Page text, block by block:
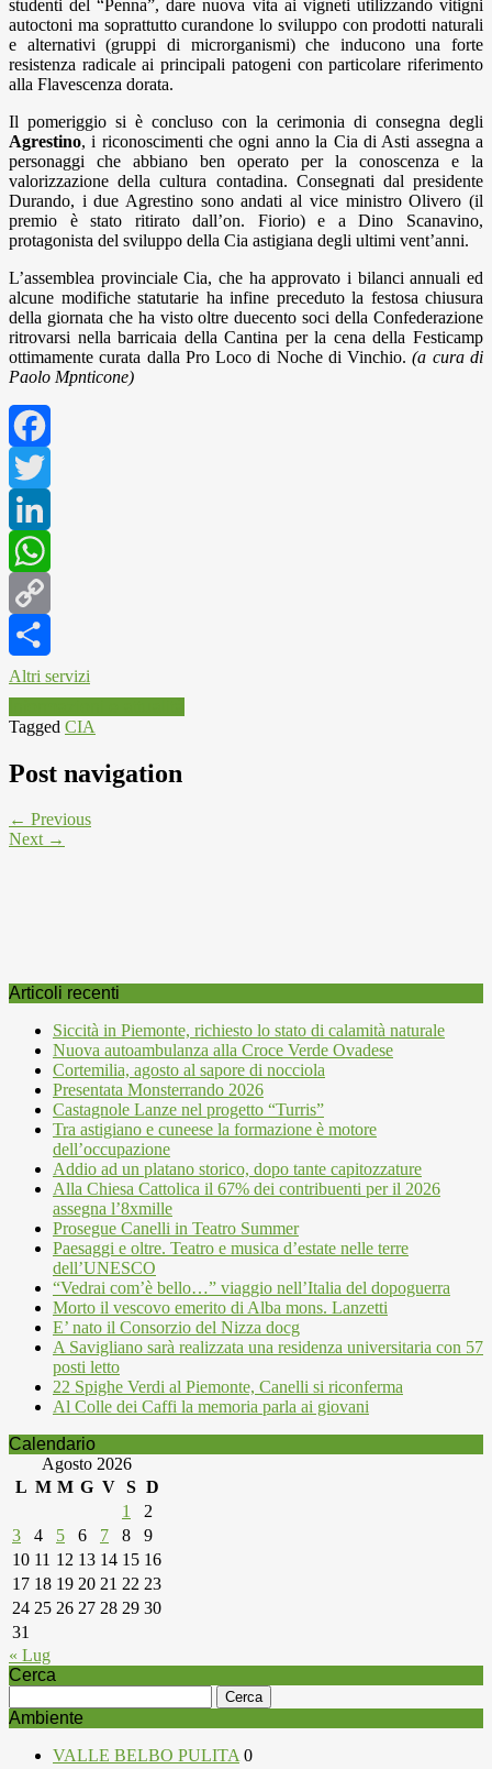
studenti del “Penna”, dare nuova vita ai vigneti utilizzando vitigni
autoctoni ma soprattutto curandone lo sviluppo con prodotti naturali
e alternativi (gruppi di microrganismi) che inducono una forte
resistenza radicale ai principali patogeni con particolare riferimento
alla Flavescenza dorata.
Il pomeriggio si è concluso con la cerimonia di consegna degli
Agrestino, i riconoscimenti che ogni anno la Cia di Asti assegna a
personaggi che abbiano ben operato per la conoscenza e la
valorizzazione della cultura contadina. Consegnati dal presidente
Durando, i due Agrestino sono andati al vice ministro Olivero (il
premio è stato ritirato dall’on. Fiorio) e a Dino Scanavino,
protagonista del sviluppo della Cia astigiana degli ultimi vent’anni.
L’assemblea provinciale Cia, che ha approvato i bilanci annuali ed
alcune modifiche statutarie ha infine preceduto la festosa chiusura
della giornata che ha visto oltre duecento soci della Confederazione
ritrovarsi nella barricaia della Cantina per la cena della Festicamp
ottimamente curata dalla Pro Loco di Noche di Vinchio.(a cura di
Paolo Mpnticone)
Facebook
Twitter
LinkedIn
WhatsApp
Copy
Link
Altri servizi
Tagged CIA
Post navigation
← Previous
Next →
Articoli recenti
Siccità in Piemonte, richiesto lo stato di calamità naturale
Nuova autoambulanza alla Croce Verde Ovadese
Cortemilia, agosto al sapore di nocciola
Presentata Monsterrando 2026
Castagnole Lanze nel progetto “Turris”
Tra astigiano e cuneese la formazione è motore
dell’occupazione
Addio ad un platano storico, dopo tante capitozzature
Alla Chiesa Cattolica il 67% dei contribuenti per il 2026
assegna l’8xmille
Prosegue Canelli in Teatro Summer
Paesaggi e oltre. Teatro e musica d’estate nelle terre
dell’UNESCO
“Vedrai com’è bello…” viaggio nell’Italia del dopoguerra
Morto il vescovo emerito di Alba mons. Lanzetti
E’ nato il Consorzio del Nizza docg
A Savigliano sarà realizzata una residenza universitaria con 57
posti letto
22 Spighe Verdi al Piemonte, Canelli si riconferma
Al Colle dei Caffi la memoria parla ai giovani
Calendario
Agosto 2026
L M M G V S D
1
2
3
4 5 6 7 8
9
10 11 12 13 14 15 16
17 18 19 20 21 22 23
24 25 26 27 28 29 30
31
« Lug
Cerca
per:
Ambiente
VALLE BELBO PULITA 0